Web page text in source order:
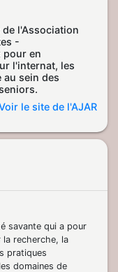
l'Association
-
pour en
l'internat, les
au sein des
le site de l'AJAR
savante qui a pour
recherche, la
pratiques
domaines de